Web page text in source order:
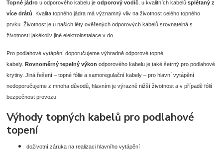
Topné jádro u odporového kabelu jeodporový vodič , u kvalitních kabelůsplétaný z
více drátů . Kvalita topného jádra má významný vliv na životnost celého topného
prvku. Životnost je u našich léty ověřených odporových kabelů srovnatelná s
životností jakékoliv jiné elektroinstalace v do
Pro podlahové vytápění doporučujeme výhradně odporové topné
kabely.Rovnoměrný tepelný výkon odporového kabelu je také šetrný pro podlahové
krytiny. Jiná řešení – topné fólie a samoregulační kabely – pro hlavní vytápění
nedoporučujeme z mnoha důvodů, hlavním je výrazně nižší životnost a v případě fólií
bezpečnost provozu.
Výhody topných kabelů pro podlahové
topení
doživotní záruka na realizaci hlavního vytápění